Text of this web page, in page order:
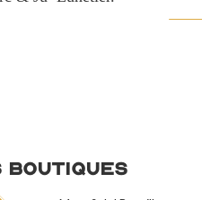
Boutiques